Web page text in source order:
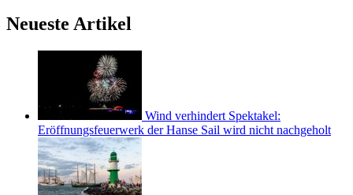
Neueste Artikel
Wind verhindert Spektakel:
Eröffnungsfeuerwerk der Hanse Sail wird nicht nachgeholt